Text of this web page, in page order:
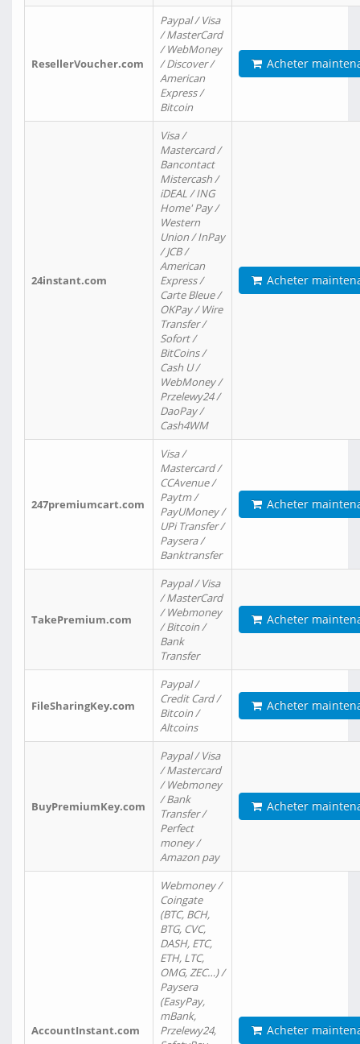
ResellerVoucher.com
Paypal / Visa
/ MasterCard
/ WebMoney
/ Discover /
American
Express /
Bitcoin
Acheter
24instant.com
Visa /
Mastercard /
Bancontact
Mistercash /
iDEAL / ING
Home' Pay /
Western
Union / InPay
/ JCB /
American
Express /
Carte Bleue /
OKPay / Wire
Transfer /
Sofort /
BitCoins /
Cash U /
WebMoney /
Przelewy24 /
DaoPay /
Cash4WM
Acheter
247premiumcart.com
Visa /
Mastercard /
CCAvenue /
Paytm /
PayUMoney /
UPi Transfer /
Paysera /
Banktransfer
Acheter
TakePremium.com
Paypal / Visa
/ MasterCard
/ Webmoney
/ Bitcoin /
Bank
Transfer
Acheter
FileSharingKey.com
Paypal /
Credit Card /
Bitcoin /
Altcoins
Acheter
BuyPremiumKey.com
Paypal / Visa
/ Mastercard
/ Webmoney
/ Bank
Transfer /
Perfect
money /
Amazon pay
Acheter
AccountInstant.com
Webmoney /
Coingate
(BTC, BCH,
BTG, CVC,
DASH, ETC,
ETH, LTC,
OMG, ZEC…) /
Paysera
(EasyPay,
mBank,
Przelewy24,
Acheter